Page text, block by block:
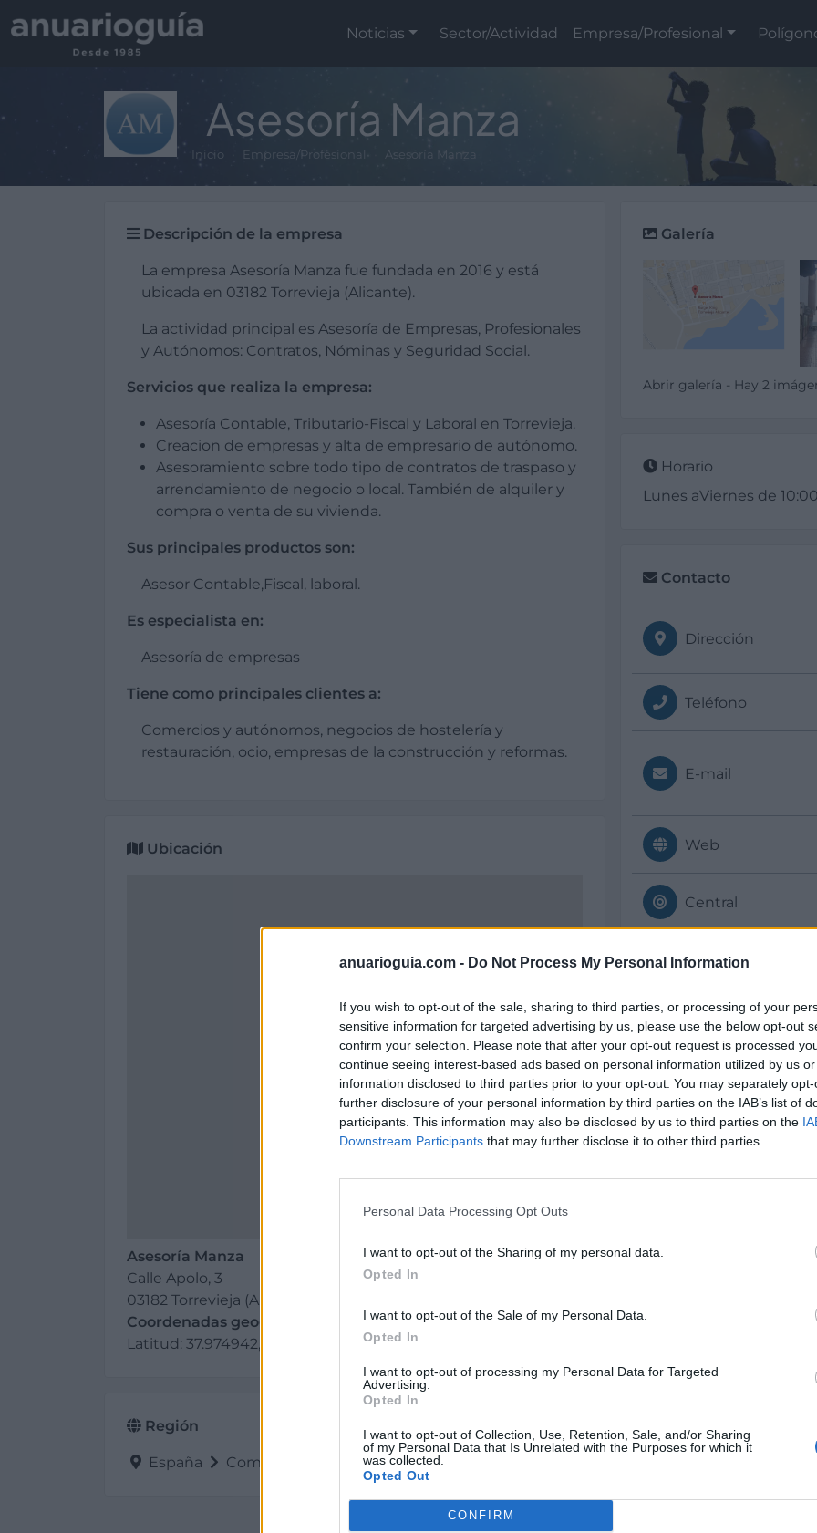
anuarioguia.com - Do Not Process My Personal Information
If you wish to opt-out of the sale, sharing to third parties, or processing of your
sensitive information for targeted advertising by us, please use the below opt-out
confirm your selection. Please note that after your opt-out request is processed
continue seeing interest-based ads based on personal information utilized by us
information disclosed to third parties prior to your opt-out. You may separately
further disclosure of your personal information by third parties on the IAB’s list of
participants. This information may also be disclosed by us to third parties on the
Downstream Participants that may further disclose it to other third parties.
Personal Data Processing Opt Outs
I want to opt-out of the Sharing of my personal data.
Opted In
I want to opt-out of the Sale of my Personal Data.
Opted In
I want to opt-out of processing my Personal Data for Targeted
Advertising.
Opted In
I want to opt-out of Collection, Use, Retention, Sale, and/or Sharing
of my Personal Data that Is Unrelated with the Purposes for which it
was collected.
Opted Out
CONFIRM
Noticias Sector/Actividad Empresa/Profesional
Asesoría Manza
Inicio Empresa/Profesional Asesoría Manza
Descripción de la empresa
La empresa Asesoría Manza fue fundada en 2016 y está
ubicada en 03182 Torrevieja (Alicante).
La actividad principal es Asesoría de Empresas, Profesionales
y Autónomos: Contratos, Nóminas y Seguridad Social.
Servicios que realiza la empresa:
Asesoría Contable, Tributario-Fiscal y Laboral en Torrevieja.
Creacion de empresas y alta de empresario de autónomo.
Asesoramiento sobre todo tipo de contratos de traspaso y
arrendamiento de negocio o local. También de alquiler y
compra o venta de su vivienda.
Sus principales productos son:
Asesor Contable,Fiscal, laboral.
Es especialista en:
Asesoría de empresas
Tiene como principales clientes a:
Comercios y autónomos, negocios de hostelería y
restauración, ocio, empresas de la construcción y reformas.
Ubicación
Asesoría Manza
Calle Apolo, 3
03182 Torrevieja (Alicante)
Coordenadas geográficas:
Latitud: 37.974942, longitud: -0.677681
Región
España Comunidad Valenciana Alicante
Galería
Abrir galería - Hay 2
Horario
Lunes aViernes de
Contacto
Dirección
Teléfono
E-mail
Web
Central
Datos
Director:
Fernando
Año de fundación:
2016
7412 Actividades
auditoria y asesoría
Servicios Empresariales:
Asesoría de
Contratos, Nóminas